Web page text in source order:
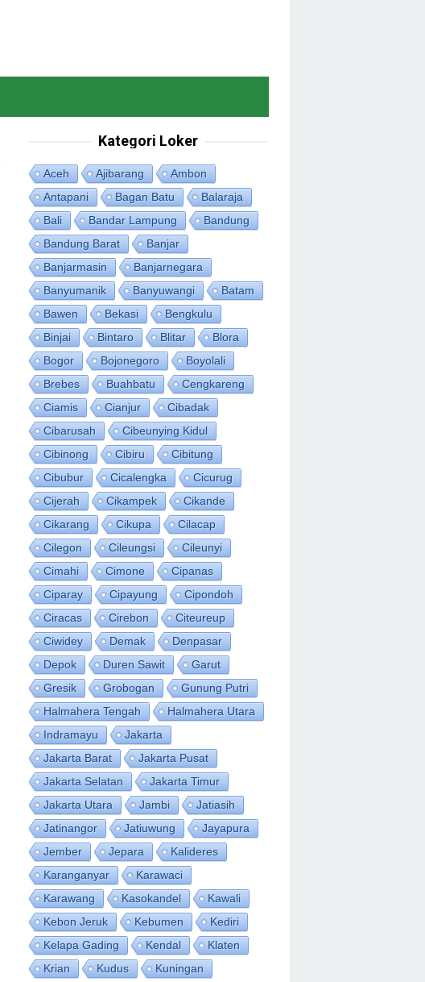
Kategori Loker
Aceh Ajibarang
Ambon
Antapani
Bagan Batu
Balaraja
Bali
Bandar Lampung
Bandung
Bandung Barat
Banjar
Banjarmasin
Banjarnegara
Banyumanik
Banyuwangi
Batam
Bawen
Bekasi
Bengkulu
Binjai
Bintaro Blitar
Blora
Bogor
Bojonegoro
Boyolali
Brebes
Buahbatu
Cengkareng
Ciamis
Cianjur
Cibadak
Cibarusah
Cibeunying Kidul
Cibinong
Cibiru
Cibitung
Cibubur
Cicalengka
Cicurug
Cijerah
Cikampek
Cikande
Cikarang
Cikupa
Cilacap
Cilegon
Cileungsi
Cileunyi
Cimahi
Cimone
Cipanas
Ciparay
Cipayung
Cipondoh
Ciracas
Cirebon
Citeureup
Ciwidey
Demak
Denpasar
Depok
Duren Sawit
Garut
Gresik
Grobogan
Gunung Putri
Halmahera Tengah
Halmahera Utara
Indramayu
Jakarta
Jakarta Barat
Jakarta Pusat
Jakarta Selatan
Jakarta Timur
Jakarta Utara
Jambi
Jatiasih
Jatinangor
Jatiuwung
Jayapura
Jember
Jepara
Kalideres
Karanganyar
Karawaci
Karawang
Kasokandel
Kawali
Kebon Jeruk
Kebumen
Kediri
Kelapa Gading
Kendal
Klaten
Krian
Kudus
Kuningan